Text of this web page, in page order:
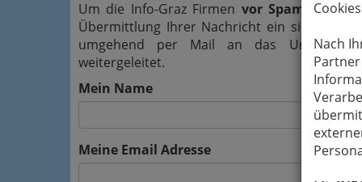
Nach
Um die Info-Graz Firmen vor Spam-Mails
Übermittlung Ihrer Nachricht ein sicheres
umgehend per Mail an das
weitergeleitet.
Mein Name
Meine Email Adresse